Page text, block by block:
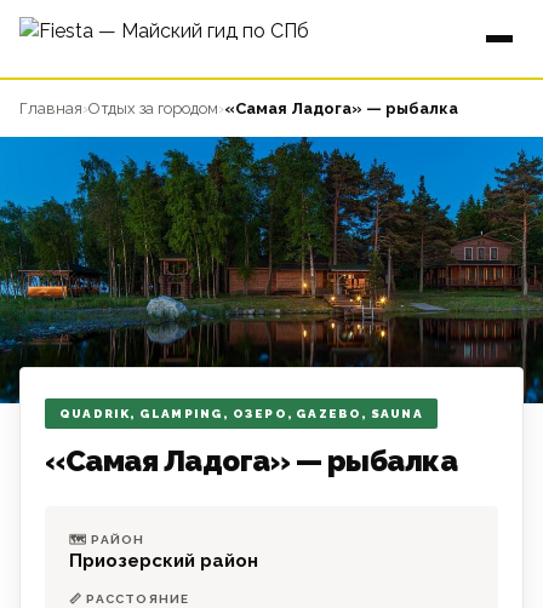
Главная›Отдых за городом›«Самая Ладога» — рыбалка
QUADRIK, GLAMPING, ОЗЕРО, GAZEBO, SAUNA
«Самая Ладога» — рыбалка
🗺 РАЙОН
Приозерский район
📏 РАССТОЯНИЕ